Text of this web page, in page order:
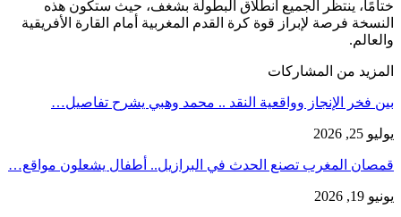
ختامًا، ينتظر الجميع انطلاق البطولة بشغف، حيث ستكون هذه
النسخة فرصة لإبراز قوة كرة القدم المغربية أمام القارة الأفريقية
والعالم.
المزيد من المشاركات
بين فخر الإنجاز وواقعية النقد .. محمد وهبي يشرح تفاصيل…
يوليو 25, 2026
قمصان المغرب تصنع الحدث في البرازيل.. أطفال يشعلون مواقع…
يونيو 19, 2026